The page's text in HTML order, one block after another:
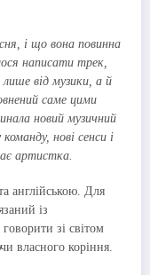
і що вона повинна
написати трек,
лише від музики, а й
саме цими
новий музичний
нові сенси і
артистка.
англійською. Для
із
зі світом
власного коріння.